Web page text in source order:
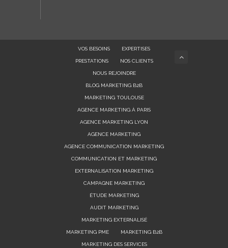
VOS BESOINS EXPERTISES
PRESTATIONS NOS CLIENTS
NOUS REJOINDRE
BLOG MARKETING B2B
MARKETING TOULOUSE
AGENCE MARKETING À PARIS
AGENCE MARKETING LYON
AGENCE MARKETING
AGENCE COMMUNICATION MARKETING
COMMUNICATION ET MARKETING
EXTERNALISATION MARKETING
CAMPAGNE MARKETING
ÉTUDE MARKETING
AUDIT MARKETING
MARKETING EXTERNALISÉ
MARKETING PME MARKETING B2B
MARKETING DES SERVICES